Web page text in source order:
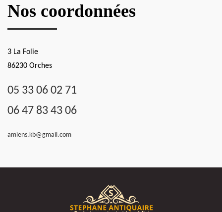
Nos coordonnées
3 La Folie
86230 Orches
05 33 06 02 71
06 47 83 43 06
amiens.kb@gmail.com